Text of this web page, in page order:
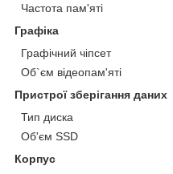
Частота пам'яті
Графіка
Графічний чіпсет
Об`єм відеопам'яті
Пристрої зберігання даних
Тип диска
Об'єм SSD
Корпус